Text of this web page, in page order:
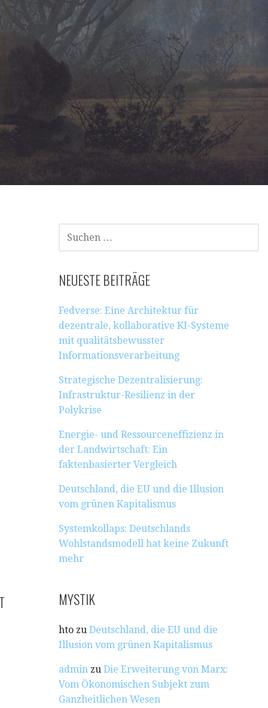
SUCHEN
NACH:
NEUESTE BEITRÄGE
Fedverse: Eine Architektur für
dezentrale, kollaborative KI-Systeme
mit qualitätsbewusster
Informationsverarbeitung
Strategische Dezentralisierung:
Infrastruktur-Resilienz in der
Polykrise
Energie- und Ressourceneffizienz in
der Landwirtschaft: Ein
faktenbasierter Vergleich
Deutschland, die EU und die Illusion
vom grünen Kapitalismus
Systemkollaps: Deutschlands
Wohlstandsmodell hat keine Zukunft
mehr
MYSTIK
hto zuDeutschland, die EU und die
Illusion vom grünen Kapitalismus
admin zuDie Erweiterung von Marx:
Vom Ökonomischen Subjekt zum
Ganzheitlichen Wesen